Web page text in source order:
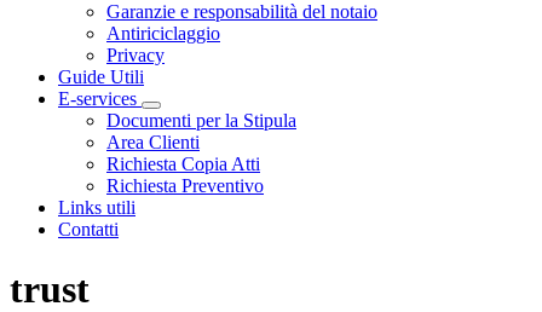
Garanzie e responsabilità del notaio
Antiriciclaggio
Privacy
Guide Utili
E-services
Visualizza menù di secondo livello
Documenti per la Stipula
Area Clienti
Richiesta Copia Atti
Richiesta Preventivo
Links utili
Contatti
trust